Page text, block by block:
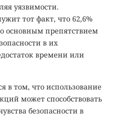
уязвимости.
тот факт, что 62,6%
основным препятствием
в их
времени или
в том, что использование
может способствовать
безопасности в